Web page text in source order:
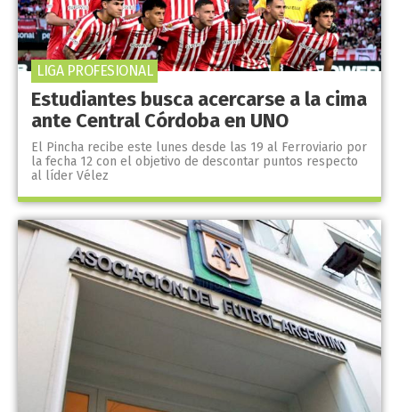
Estudiantes busca acercarse a la cima
ante Central Córdoba en UNO
El Pincha recibe este lunes desde las 19 al Ferroviario por
la fecha 12 con el objetivo de descontar puntos respecto
al líder Vélez
LIGA PROFESIONAL